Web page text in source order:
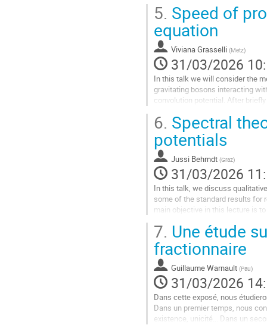
-...
Aller
à
la
page
de
la
contribution
5. Speed of
equation
Viviana Grasselli (Metz)
31/03/2026
In this talk we will consider the
gravitating bosons interacting
convolution potential. After
Aller
à
la
page
de
la
contribution
6. Spectral
potentials
Jussi Behrndt (Graz)
31/03/2026
In this talk, we discuss
some of the standard results for
main objective in this lecture is
Aller
à
la
page
de
la
contribution
7. Une étude
fractionnaire
Guillaume Warnault (Pau)
31/03/2026
Dans cette exposé, nous
Dans un premier temps, nous
existence, unicité... Dans un